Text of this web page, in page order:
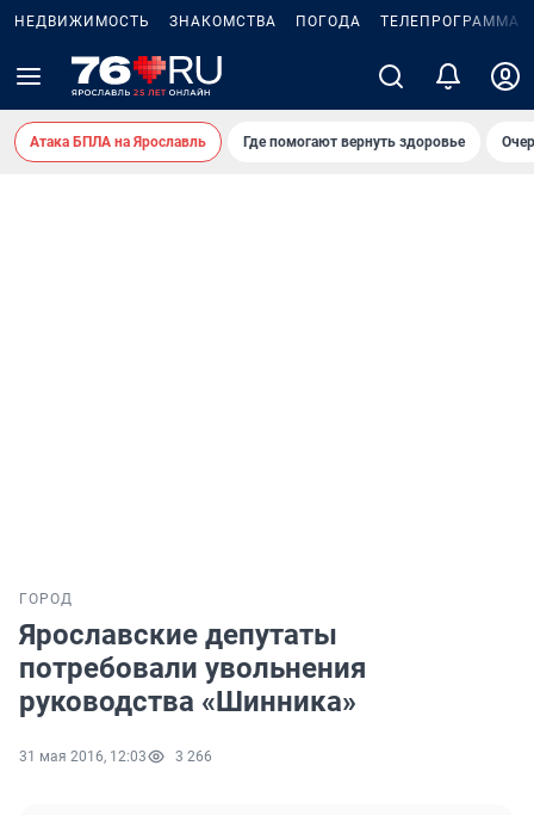
НЕДВИЖИМОСТЬ ЗНАКОМСТВА ПОГОДА ТЕЛЕПРОГРАММА
Атака БПЛА на Ярославль Где помогают вернуть здоровье
ГОРОД
Ярославские депутаты
потребовали увольнения
руководства «Шинника»
31 мая 2016, 12:03 3 266